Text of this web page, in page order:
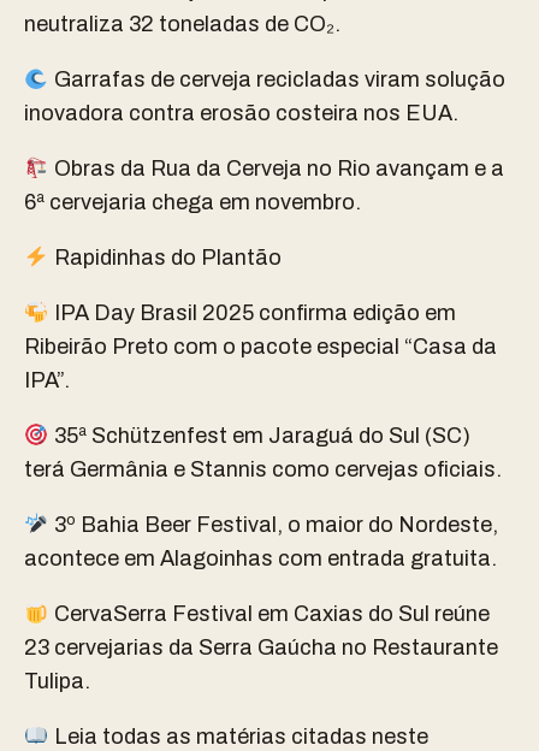
neutraliza 32 toneladas de CO₂.
Garrafas de cerveja recicladas viram solução
inovadora contra erosão costeira nos EUA.
Obras da Rua da Cerveja no Rio avançam e a
6ª cervejaria chega em novembro.
Rapidinhas do Plantão
IPA Day Brasil 2025 confirma edição em
Ribeirão Preto com o pacote especial “Casa da
IPA”.
35ª Schützenfest em Jaraguá do Sul (SC)
terá Germânia e Stannis como cervejas oficiais.
3º Bahia Beer Festival, o maior do Nordeste,
acontece em Alagoinhas com entrada gratuita.
CervaSerra Festival em Caxias do Sul reúne
23 cervejarias da Serra Gaúcha no Restaurante
Tulipa.
Leia todas as matérias citadas neste